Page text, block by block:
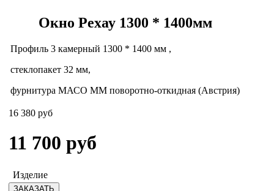
Окно Рехау 1300 * 1400мм
Профиль 3 камерный 1300 * 1400 мм ,
стеклопакет 32 мм,
фурнитура МАСO MM поворотно-откидная (Австрия)
16 380 руб
11 700 руб
Изделие